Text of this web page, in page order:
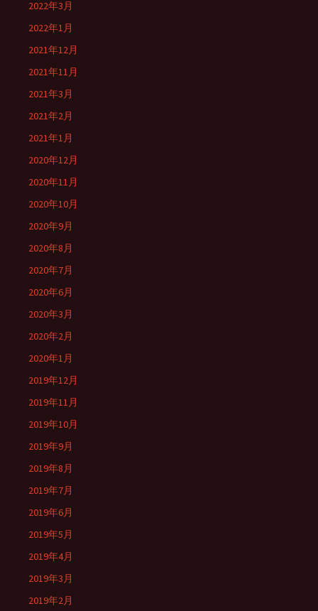
2022年3月
2022年1月
2021年12月
2021年11月
2021年3月
2021年2月
2021年1月
2020年12月
2020年11月
2020年10月
2020年9月
2020年8月
2020年7月
2020年6月
2020年3月
2020年2月
2020年1月
2019年12月
2019年11月
2019年10月
2019年9月
2019年8月
2019年7月
2019年6月
2019年5月
2019年4月
2019年3月
2019年2月